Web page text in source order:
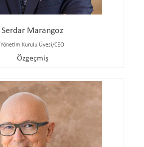
Serdar Marangoz
Yönetim Kurulu Üyesi/CEO
Özgeçmiş